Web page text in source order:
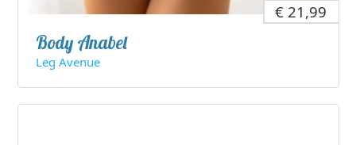
€ 21,99
Body Anabel
Leg Avenue